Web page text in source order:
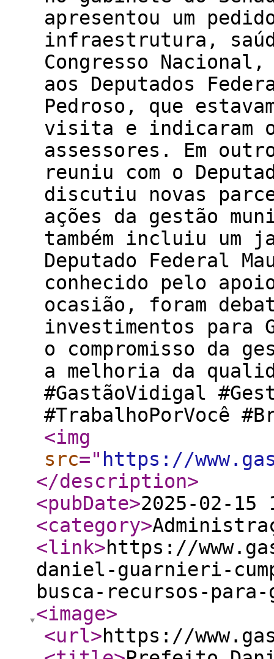
apresentou um
infraestrutura,
Congresso Nacional,
aos Deputados
Pedroso, que
visita e indicaram
assessores. Em
reuniu com o
discutiu novas
ações da gestão
também incluiu um
Deputado Federal
conhecido pelo
ocasião, foram
investimentos para
o compromisso da
a melhoria da
#GastãoVidigal
#TrabalhoPorVocê
<img
src=" https://
</description>
<pubDate>2025-02-15
<category>
<link>https://
daniel-guarnieri-
busca-recursos-
<image>
<url>https://